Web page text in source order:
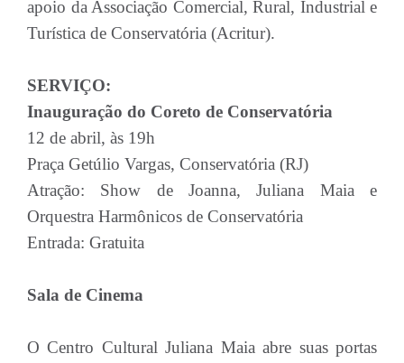
apoio da Associação Comercial, Rural, Industrial e
Turística de Conservatória (Acritur).
SERVIÇO:
Inauguração do Coreto de Conservatória
12 de abril, às 19h
Praça Getúlio Vargas, Conservatória (RJ)
Atração: Show de Joanna, Juliana Maia e
Orquestra Harmônicos de Conservatória
Entrada: Gratuita
Sala de Cinema
O Centro Cultural Juliana Maia abre suas portas